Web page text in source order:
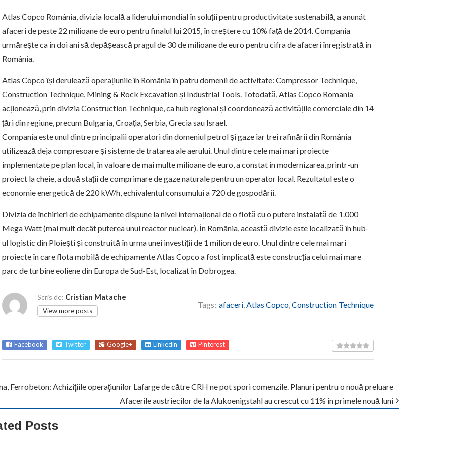
Atlas Copco România, divizia locală a liderului mondial în soluții pentru productivitate sustenabilă, a anunát
afaceri de peste 22 milioane de euro pentru finalul lui 2015, în creștere cu 10% față de 2014. Compania
urmărește ca în doi ani să depășească pragul de 30 de milioane de euro pentru cifra de afaceri înregistrată în
România.
Atlas Copco își derulează operațiunile în România în patru domenii de activitate: Compressor Technique,
Construction Technique, Mining & Rock Excavation și Industrial Tools. Totodată, Atlas Copco Romania
acționează, prin divizia Construction Technique, ca hub regional și coordonează activitățile comerciale din 14
țări din regiune, precum Bulgaria, Croația, Serbia, Grecia sau Israel.
Compania este unul dintre principalii operatori din domeniul petrol și gaze iar trei rafinării din România
utilizează deja compresoare și sisteme de tratarea ale aerului. Unul dintre cele mai mari proiecte
implementate pe plan local, în valoare de mai multe milioane de euro, a constat în modernizarea, printr-un
proiect la cheie, a două stații de comprimare de gaze naturale pentru un operator local. Rezultatul este o
economie energetică de 220 kW/h, echivalentul consumului a 720 de gospodării.
Divizia de închirieri de echipamente dispune la nivel internațional de o flotă cu o putere instalată de 1.000
Mega Watt (mai mult decât puterea unui reactor nuclear). În România, această divizie este localizată în hub-
ul logistic din Ploiești și construită în urma unei investiții de 1 milion de euro. Unul dintre cele mai mari
proiecte în care flota mobilă de echipamente Atlas Copco a fost implicată este construcția celui mai mare
parc de turbine eoliene din Europa de Sud-Est, localizat în Dobrogea.
Scris de: Cristian Matache
View more posts
Tags: afaceri Atlas Copco Construction Technique
Facebook Twitter Google+ Linkedin Pinterest
Ferrobeton: Achiziţiile operaţiunilor Lafarge de către CRH ne pot spori comenzile. Planuri pentru o nouă preluare
Afacerile austriecilor de la Alukoenigstahl au crescut cu 11% în primele nouă luni
Posts